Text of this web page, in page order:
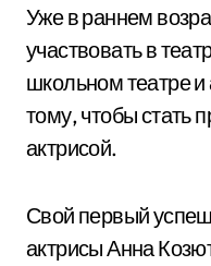
Уже в раннем
участвовать в
школьном театре и
тому, чтобы стать
актрисой.
Свой первый
актрисы Анна